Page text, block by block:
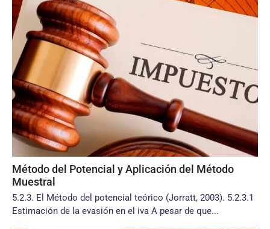
Método del Potencial y Aplicación del Método
Muestral
5.2.3. El Método del potencial teórico (Jorratt, 2003). 5.2.3.1
Estimación de la evasión en el iva A pesar de que...